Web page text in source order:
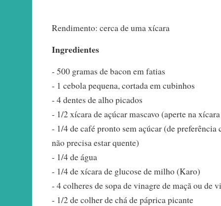
Rendimento: cerca de uma xícara
Ingredientes
- 500 gramas de bacon em fatias
- 1 cebola pequena, cortada em cubinhos
- 4 dentes de alho picados
- 1/2 xícara de açúcar mascavo (aperte na
- 1/4 de café pronto sem açúcar (de preferência
não precisa estar quente)
- 1/4 de água
- 1/4 de xícara de glucose de milho (Karo)
- 4 colheres de sopa de vinagre de maçã ou de
- 1/2 de colher de chá de páprica picante